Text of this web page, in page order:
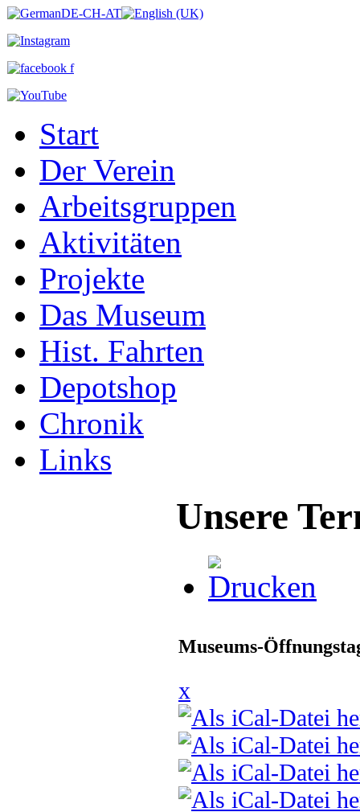
Start
Der Verein
Arbeitsgruppen
Aktivitäten
Projekte
Das Museum
Hist. Fahrten
Depotshop
Chronik
Links
Unsere
Museums-
x